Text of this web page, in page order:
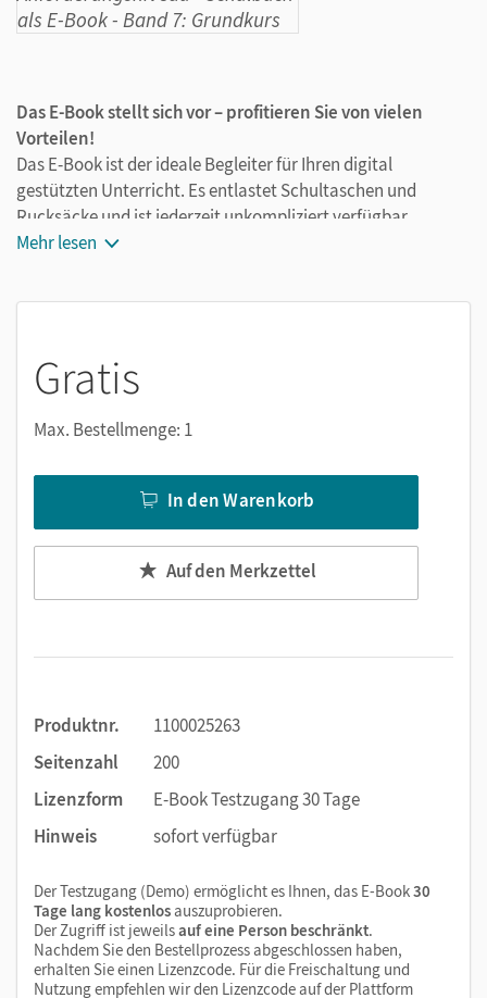
Das E-Book stellt sich vor – profitieren Sie von vielen
Vorteilen!
Das E-Book ist der ideale Begleiter für Ihren digital
gestützten Unterricht. Es entlastet Schultaschen und
Rucksäcke und ist jederzeit unkompliziert verfügbar.
Außerdem unterstützt es mit vielen digitalen Funktionen
Band für naturwissenschaftlich-technologische Gymnasien
für das grundlegende Anforderungsniveau
Produkt, dessen Inhalte durch
inhaltliche Updates mit allen Materialien ausgestattet. Wir
weisen darauf hin, dass Sie über verfügbare Updates direkt
im Produkt informiert werden.
Das E-Book mit Medien umfasst bei Veröffentlichung am
12.9.2025:
E-Book
Vorlagen zu Kapitel 1 und 2
Am 01.10.2025 wird ein Update zur Verfügung gestellt mit
und Kopiervorlagen zu Kapitel 3 und 4
Nach Abschluss aller Updates enthält das vollständige E-
Book mit Medien:
Mehr lesen
Gratis
Max. Bestellmenge: 1
In den Warenkorb
Auf den Merkzettel
Produktnr.
1100025263
Seitenzahl
200
Lizenzform
E-Book Testzugang 30 Tage
Hinweis
sofort verfügbar
Der Testzugang (Demo) ermöglicht es Ihnen, das E-Book30
Tage lang kostenlosauszuprobieren.
Der Zugriff ist jeweilsauf eine Person beschränkt.
Nachdem Sie den Bestellprozess abgeschlossen haben,
erhalten Sie einen Lizenzcode. Für die Freischaltung und
Nutzung empfehlen wir den Lizenzcode auf der Plattform